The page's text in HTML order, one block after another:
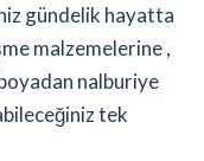
gündelik hayatta
malzemelerine ,
nalburiye
tek